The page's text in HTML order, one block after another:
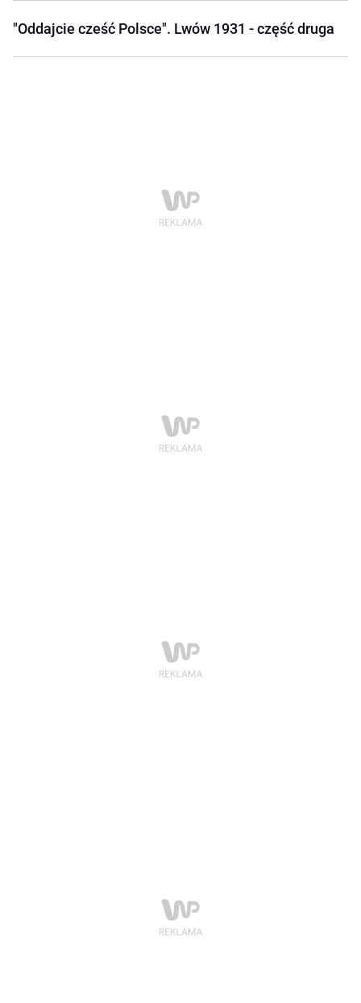
"Oddajcie cześć Polsce". Lwów 1931 - część druga